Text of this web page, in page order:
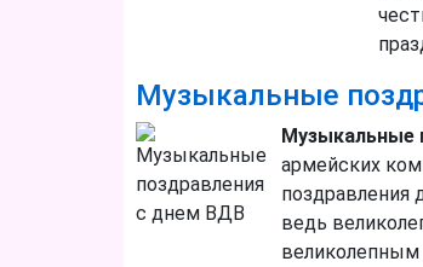
Музыкальные
Музыкальные
армейских
поздравления
ведь